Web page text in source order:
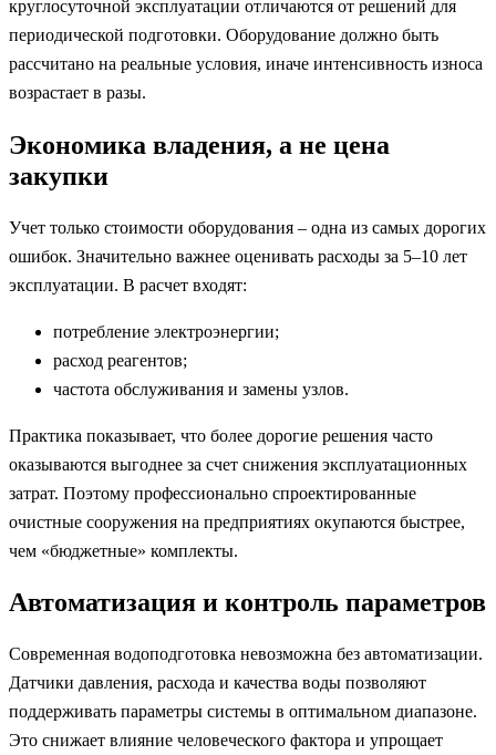
круглосуточной эксплуатации отличаются от решений для
периодической подготовки. Оборудование должно быть
рассчитано на реальные условия, иначе интенсивность износа
возрастает в разы.
Экономика владения, а не цена
закупки
Учет только стоимости оборудования – одна из самых дорогих
ошибок. Значительно важнее оценивать расходы за 5–10 лет
эксплуатации. В расчет входят:
потребление электроэнергии;
расход реагентов;
частота обслуживания и замены узлов.
Практика показывает, что более дорогие решения часто
оказываются выгоднее за счет снижения эксплуатационных
затрат. Поэтому профессионально спроектированные
очистные сооружения на предприятиях окупаются быстрее,
чем «бюджетные» комплекты.
Автоматизация и контроль параметров
Современная водоподготовка невозможна без автоматизации.
Датчики давления, расхода и качества воды позволяют
поддерживать параметры системы в оптимальном диапазоне.
Это снижает влияние человеческого фактора и упрощает